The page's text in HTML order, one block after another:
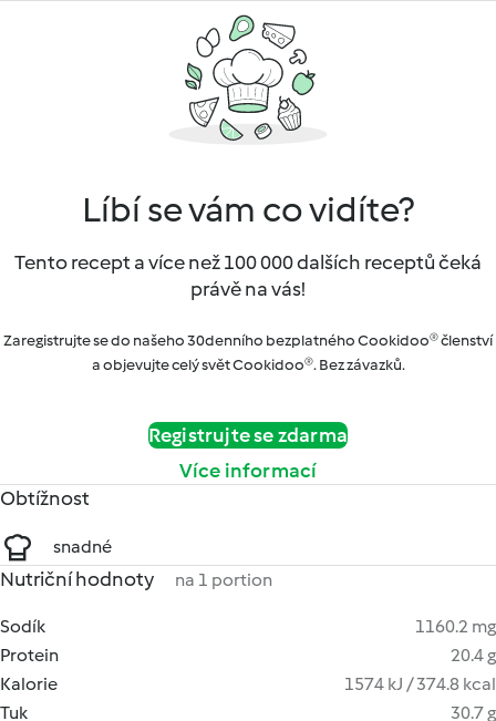
Líbí se vám co vidíte?
Tento recept a více než 100 000 dalších receptů čeká
právě na vás!
Zaregistrujte se do našeho 30denního bezplatného Cookidoo® členství
a objevujte celý svět Cookidoo®. Bez závazků.
Registrujte se zdarma
Více informací
Obtížnost
snadné
Nutriční hodnoty na 1 portion
Sodík
1160.2 mg
Protein
20.4 g
Kalorie
1574 kJ / 374.8 kcal
Tuk
30.7 g